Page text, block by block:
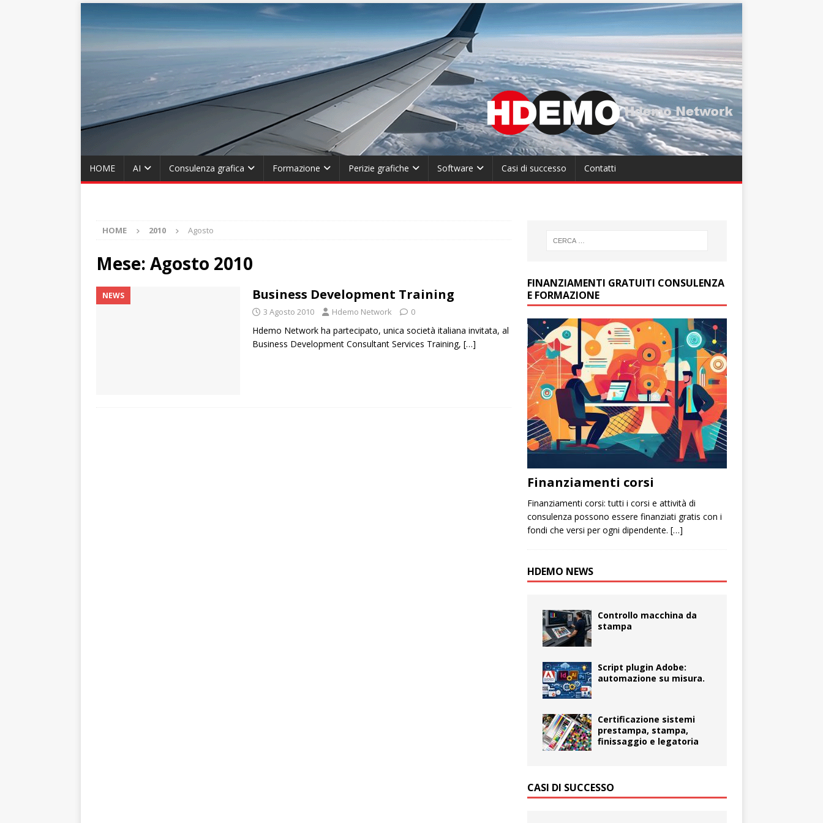
HOME AI Consulenza grafica Formazione Perizie grafiche Software Casi di successo Contatti
HOME 2010 Agosto
Mese: Agosto 2010
NEWS Business Development Training
3 Agosto 2010 Hdemo Network 0
Hdemo Network ha partecipato, unica società italiana invitata, al
Business Development Consultant Services Training, […]
FINANZIAMENTI GRATUITI CONSULENZA
E FORMAZIONE
Finanziamenti corsi
Finanziamenti corsi: tutti i corsi e attività di
consulenza possono essere finanziati gratis con i
fondi che versi per ogni dipendente. […]
HDEMO NEWS
Controllo macchina da
stampa
Script plugin Adobe:
automazione su misura.
Certificazione sistemi
prestampa, stampa,
finissaggio e legatoria
CASI DI SUCCESSO